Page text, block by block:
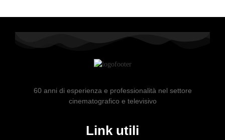
60 anni di esperienza e professionalità nel settore
cinematografico e televisivo
Link utili